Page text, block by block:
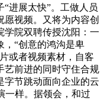
进展太快”。工做人员
愿视频。又将为内容创
学院双聘传授沈阳：一
，“创意的鸿沟是卑
或者视频素材，自客
艺前进的同时守住合规
字节跳动面向企业的云
一样。据领会，和过